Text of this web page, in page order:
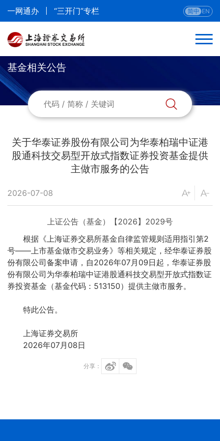
一网通办 “三开门”专栏 简中 EN
基金相关公告
关于华泰证券股份有限公司为华泰柏瑞中证港
股通科技交易型开放式指数证券投资基金提供
主做市服务的公告
2026-07-08
上证公告（基金）【2026】2029号
根据《上海证券交易所基金自律监管规则适用指引第2
号——上市基金做市交易业务》等相关规定，经华泰证券股
份有限公司备案申请，自2026年07月09日起，华泰证券股
份有限公司为华泰柏瑞中证港股通科技交易型开放式指数证
券投资基金（基金代码：513150）提供主做市服务。
特此公告。
上海证券交易所
2026年07月08日
分享：